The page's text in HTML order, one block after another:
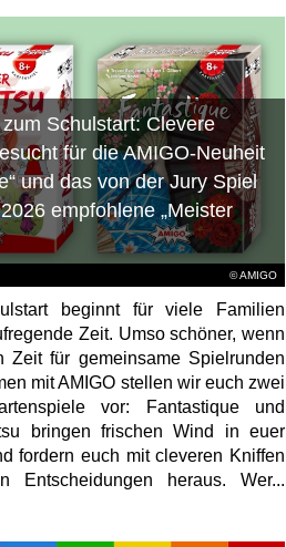
© AMIGO
Schulstart: Clevere
für die AMIGO-Neuheit
und das von der Jury Spiel
empfohlene „Meister
beginnt für viele Familien
Zeit. Umso schöner, wenn
Zeit für gemeinsame Spielrunden
mit AMIGO stellen wir euch zwei
vor: Fantastique und
bringen frischen Wind in euer
fordern euch mit cleveren Kniffen
Entscheidungen heraus. Wer...